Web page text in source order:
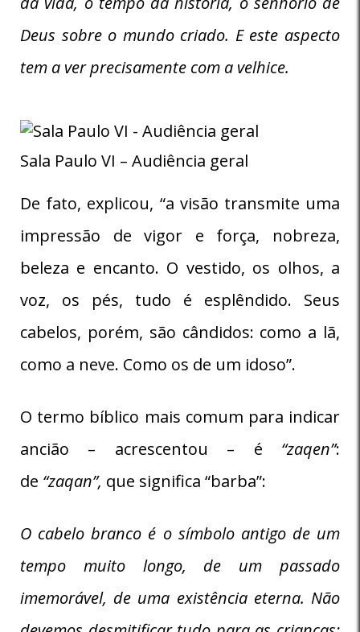
Deus sobre o mundo criado. E este aspecto
tem a ver precisamente com a velhice.
Sala Paulo VI – Audiência geral
De fato, explicou, “a visão transmite uma
impressão de vigor e força, nobreza,
beleza e encanto. O vestido, os olhos, a
voz, os pés, tudo é esplêndido. Seus
cabelos, porém, são cândidos: como a lã,
como a neve. Como os de um idoso”.
O termo bíblico mais comum para indicar
ancião – acrescentou – é “zaqen”:
de “zaqan”, que significa “barba”:
O cabelo branco é o símbolo antigo de um
tempo muito longo, de um passado
imemorável, de uma existência eterna. Não